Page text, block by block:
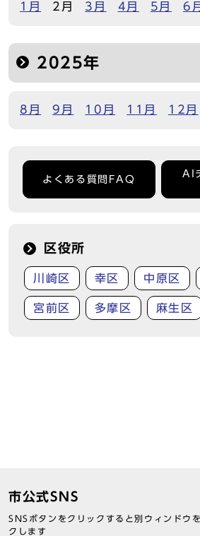
1月 2月 3月 4月 5月 6
2025年
8月 9月 10月 11月 12月
よくある質問FAQ
AI
区役所
川崎区 幸区 中原区
宮前区 多摩区 麻生区
市公式SNS
SNSボタンをクリックすると別ウィンドウ
クします